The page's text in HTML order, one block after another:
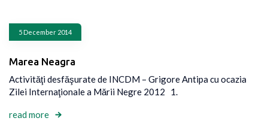
5 December 2014
Marea Neagra
Activităţi desfăşurate de INCDM – Grigore Antipa cu ocazia
Zilei Internaţionale a Mării Negre 2012 1.
read more